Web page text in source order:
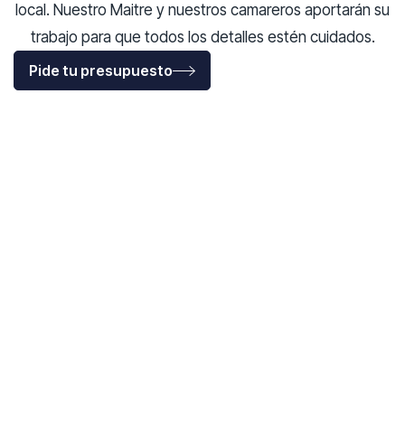
local. Nuestro Maitre y nuestros camareros aportarán su
trabajo para que todos los detalles estén cuidados.
Pide tu presupuesto